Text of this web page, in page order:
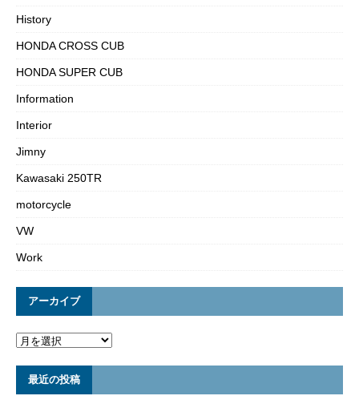
History
HONDA CROSS CUB
HONDA SUPER CUB
Information
Interior
Jimny
Kawasaki 250TR
motorcycle
VW
Work
アーカイブ
最近の投稿